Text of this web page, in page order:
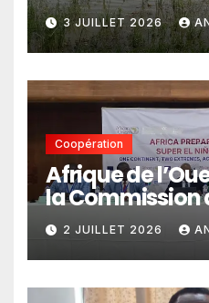
pastoralisme
3 JUILLET 2026
Coopération
Afrique de
la Commission
africaine veut
l’intégration
climatiques
politiques
2 JUILLET 2026